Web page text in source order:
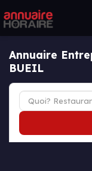
Annuaire
BUEIL